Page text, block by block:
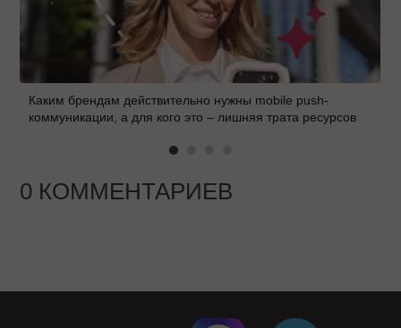
Каким брендам действительно нужны mobile push-
коммуникации, а для кого это – лишняя трата ресурсов
0 КОММЕНТАРИЕВ